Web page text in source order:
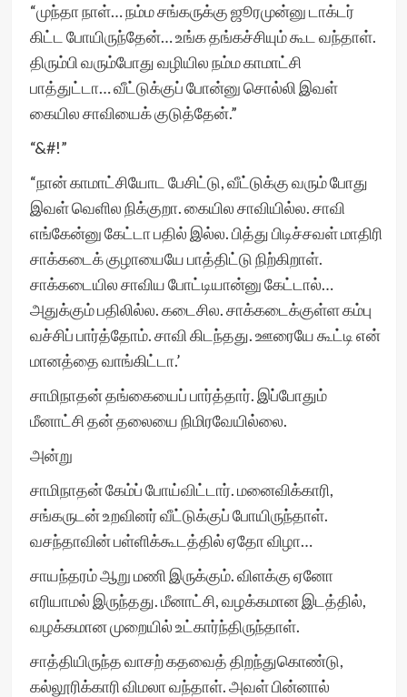
“முந்தா நாள்… நம்ம சங்கருக்கு ஜூரமுன்னு டாக்டர்
கிட்ட போயிருந்தேன்… உங்க தங்கச்சியும் கூட வந்தாள்.
திரும்பி வரும்போது வழியில நம்ம காமாட்சி
பாத்துட்டா… வீட்டுக்குப் போன்னு சொல்லி இவள்
கையில சாவியைக் குடுத்தேன்.”
“&#!”
“நான் காமாட்சியோட பேசிட்டு, வீட்டுக்கு வரும் போது
இவள் வெளில நிக்குறா. கையில சாவியில்ல. சாவி
எங்கேன்னு கேட்டா பதில் இல்ல. பித்து பிடிச்சவள் மாதிரி
சாக்கடைக் குழாயையே பாத்திட்டு நிற்கிறாள்.
சாக்கடையில சாவிய போட்டியான்னு கேட்டால்…
அதுக்கும் பதிலில்ல. கடைசில. சாக்கடைக்குள்ள கம்பு
வச்சிப் பார்த்தோம். சாவி கிடந்தது. ஊரையே கூட்டி என்
மானத்தை வாங்கிட்டா.’
சாமிநாதன் தங்கையைப் பார்த்தார். இப்போதும்
மீனாட்சி தன் தலையை நிமிரவேயில்லை.
அன்று
சாமிநாதன் கேம்ப் போய்விட்டார். மனைவிக்காரி,
சங்கருடன் உறவினர் வீட்டுக்குப் போயிருந்தாள்.
வசந்தாவின் பள்ளிக்கூடத்தில் ஏதோ விழா…
சாயந்தரம் ஆறு மணி இருக்கும். விளக்கு ஏனோ
எரியாமல் இருந்தது. மீனாட்சி, வழக்கமான இடத்தில்,
வழக்கமான முறையில் உட்கார்ந்திருந்தாள்.
சாத்தியிருந்த வாசற் கதவைத் திறந்துகொண்டு,
கல்லூரிக்காரி விமலா வந்தாள். அவள் பின்னால்